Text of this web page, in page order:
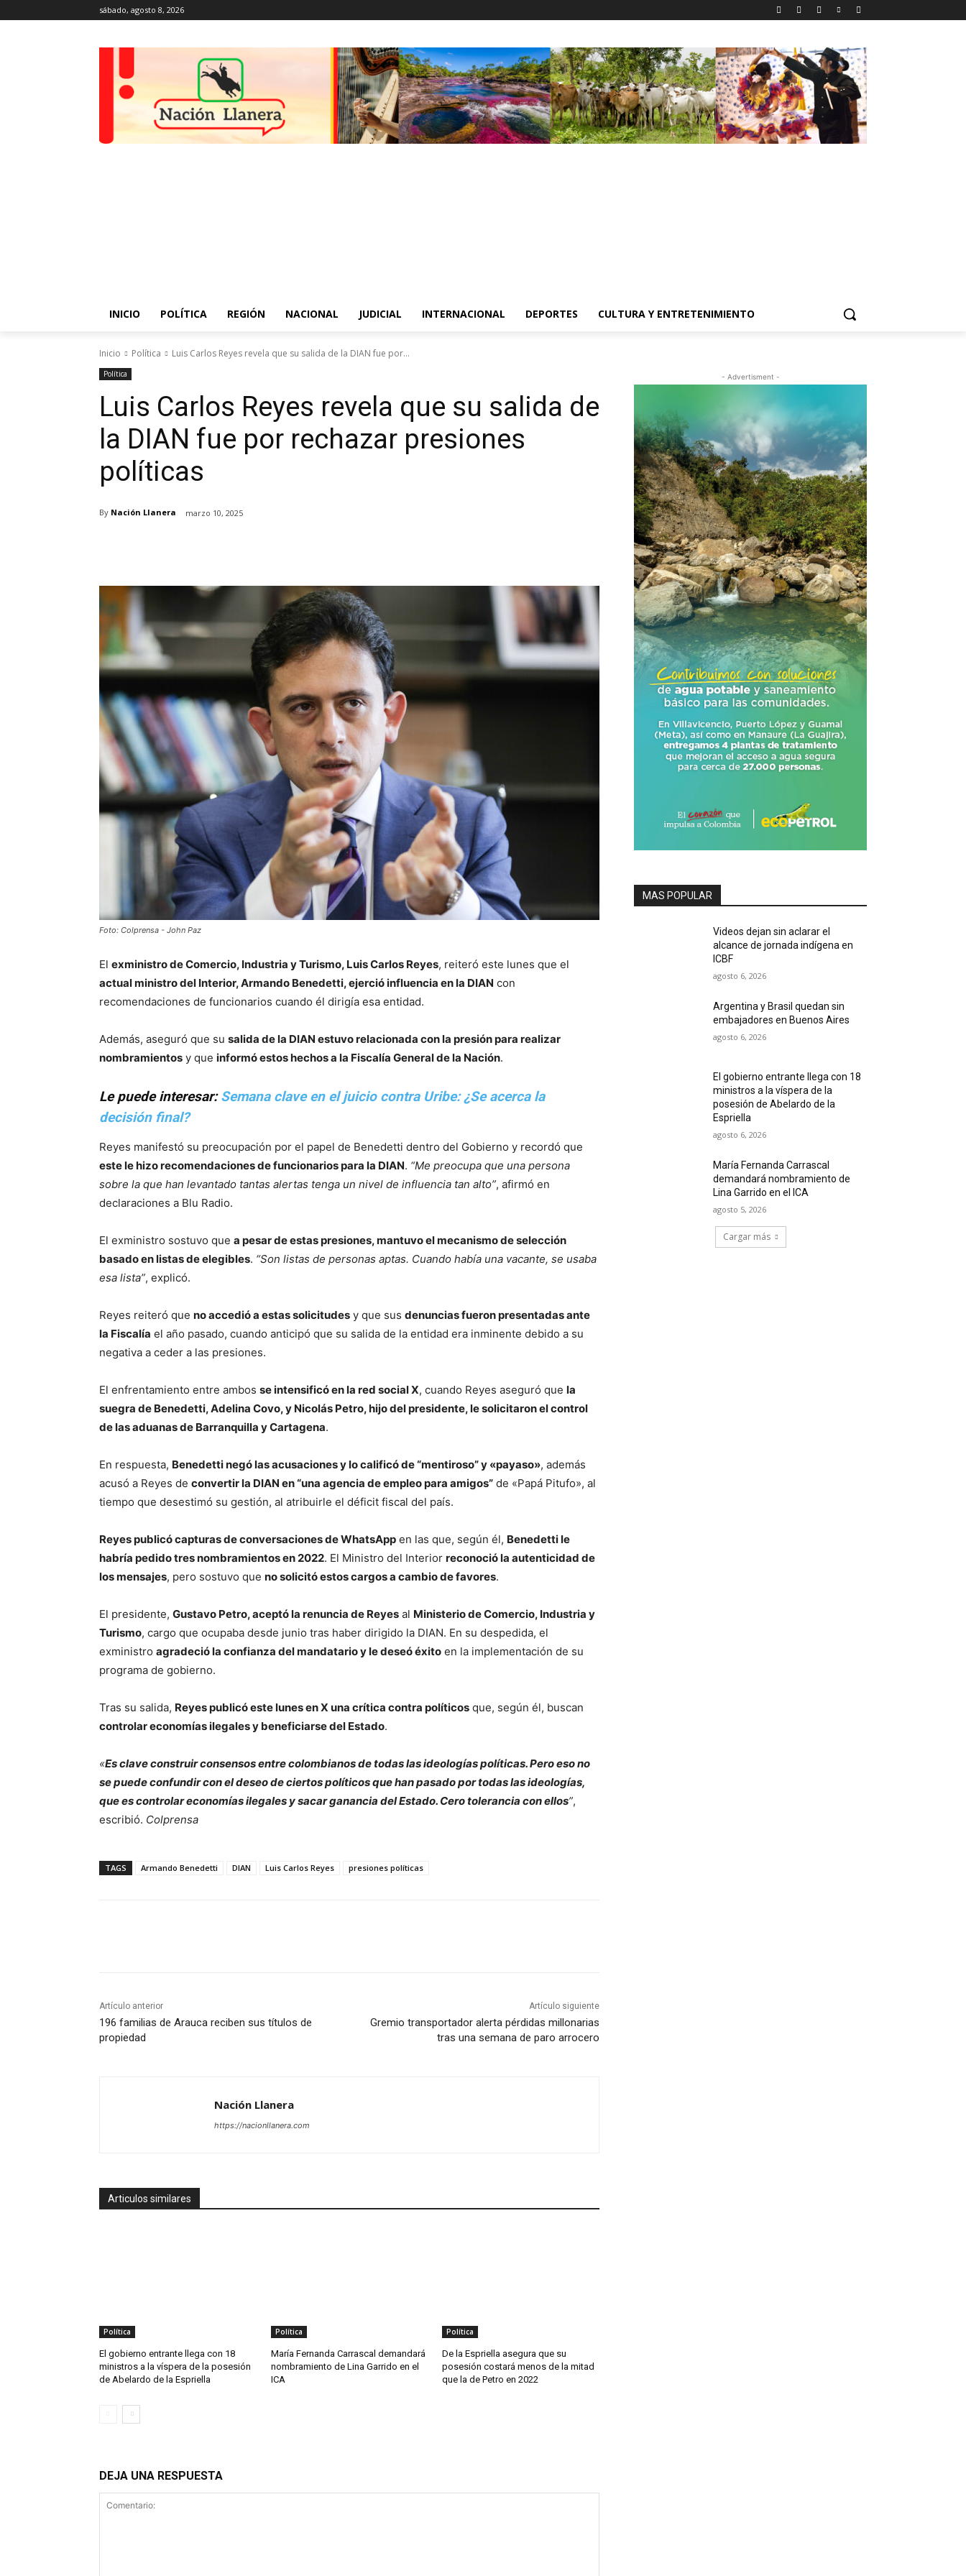
sábado, agosto 8, 2026
INICIO POLÍTICA REGIÓN NACIONAL JUDICIAL INTERNACIONAL DEPORTES CULTURA Y ENTRETENIMIENTO
Inicio Política Luis Carlos Reyes revela que su salida de la DIAN fue por...
Política
Luis Carlos Reyes revela que su salida de
la DIAN fue por rechazar presiones
políticas
By Nación Llanera marzo 10, 2025
Foto: Colprensa - John Paz
El exministro de Comercio, Industria y Turismo, Luis Carlos Reyes, reiteró este lunes que el
actual ministro del Interior, Armando Benedetti, ejerció influencia en la DIAN con
recomendaciones de funcionarios cuando él dirigía esa entidad.
Además, aseguró que su salida de la DIAN estuvo relacionada con la presión para realizar
nombramientos y que informó estos hechos a la Fiscalía General de la Nación.
Le puede interesar:Semana clave en el juicio contra Uribe: ¿Se acerca la
decisión final?
Reyes manifestó su preocupación por el papel de Benedetti dentro del Gobierno y recordó que
este le hizo recomendaciones de funcionarios para la DIAN. “Me preocupa que una persona
sobre la que han levantado tantas alertas tenga un nivel de influencia tan alto”, afirmó en
declaraciones a Blu Radio.
El exministro sostuvo que a pesar de estas presiones, mantuvo el mecanismo de selección
basado en listas de elegibles. “Son listas de personas aptas. Cuando había una vacante, se usaba
esa lista”, explicó.
Reyes reiteró que no accedió a estas solicitudes y que sus denuncias fueron presentadas ante
la Fiscalía el año pasado, cuando anticipó que su salida de la entidad era inminente debido a su
negativa a ceder a las presiones.
El enfrentamiento entre ambos se intensificó en la red social X, cuando Reyes aseguró que la
suegra de Benedetti, Adelina Covo, y Nicolás Petro, hijo del presidente, le solicitaron el control
de las aduanas de Barranquilla y Cartagena.
En respuesta, Benedetti negó las acusaciones y lo calificó de “mentiroso” y «payaso», además
acusó a Reyes de convertir la DIAN en “una agencia de empleo para amigos” de «Papá Pitufo», al
tiempo que desestimó su gestión, al atribuirle el déficit fiscal del país.
Reyes publicó capturas de conversaciones de WhatsApp en las que, según él, Benedetti le
habría pedido tres nombramientos en 2022. El Ministro del Interior reconoció la autenticidad de
los mensajes, pero sostuvo que no solicitó estos cargos a cambio de favores.
El presidente, Gustavo Petro, aceptó la renuncia de Reyes al Ministerio de Comercio, Industria y
Turismo, cargo que ocupaba desde junio tras haber dirigido la DIAN. En su despedida, el
exministro agradeció la confianza del mandatario y le deseó éxito en la implementación de su
programa de gobierno.
Tras su salida, Reyes publicó este lunes en X una crítica contra políticos que, según él, buscan
controlar economías ilegales y beneficiarse del Estado.
«Es clave construir consensos entre colombianos de todas las ideologías políticas. Pero eso no
se puede confundir con el deseo de ciertos políticos que han pasado por todas las ideologías,
que es controlar economías ilegales y sacar ganancia del Estado. Cero tolerancia con ellos”,
escribió. Colprensa
TAGS Armando Benedetti DIAN Luis Carlos Reyes presiones políticas
Artículo anterior
196 familias de Arauca reciben sus títulos de
propiedad
Artículo siguiente
Gremio transportador alerta pérdidas millonarias
tras una semana de paro arrocero
Nación Llanera
https://nacionllanera.com
Articulos similares
Política
El gobierno entrante llega con 18
ministros a la víspera de la posesión
de Abelardo de la Espriella
Política
María Fernanda Carrascal demandará
nombramiento de Lina Garrido en el
ICA
Política
De la Espriella asegura que su
posesión costará menos de la mitad
que la de Petro en 2022
DEJA UNA RESPUESTA
- Advertisment -
MAS POPULAR
Videos dejan sin aclarar el
alcance de jornada indígena en
ICBF
agosto 6, 2026
Argentina y Brasil quedan sin
embajadores en Buenos Aires
agosto 6, 2026
El gobierno entrante llega con 18
ministros a la víspera de la
posesión de Abelardo de la
Espriella
agosto 6, 2026
María Fernanda Carrascal
demandará nombramiento de
Lina Garrido en el ICA
agosto 5, 2026
Cargar más